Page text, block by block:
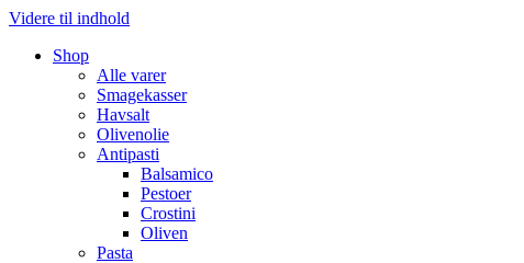
Videre til indhold
Shop
Alle varer
Smagekasser
Havsalt
Olivenolie
Antipasti
Balsamico
Pestoer
Crostini
Oliven
Pasta